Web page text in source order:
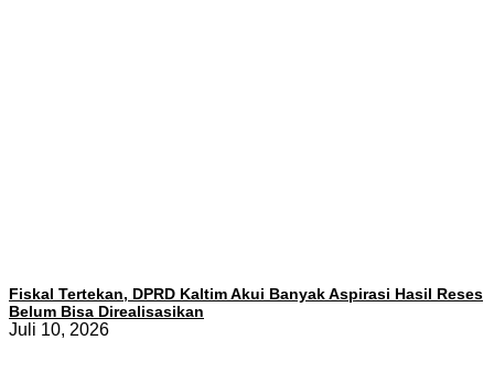
Fiskal Tertekan, DPRD Kaltim Akui Banyak Aspirasi Hasil Reses
Belum Bisa Direalisasikan
Juli 10, 2026